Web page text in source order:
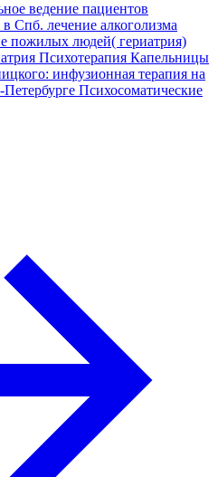
ведение пациентов
в Спб. лечение алкоголизма
пожилых людей( гериатрия)
Психотерапия Капельницы
инфузионная терапия на
Психосоматические